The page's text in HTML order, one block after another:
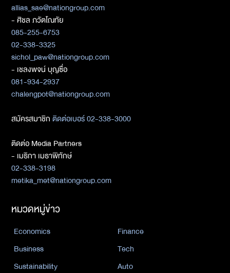
allias_sae@nationgroup.com
- ศิชล ภวัตโณทัย
085-255-6753
02-338-3325
sichol_paw@nationgroup.com
- เชลงพจน์ บุญซื่อ
081-934-2937
chalengpot@nationgroup.com
สมัครสมาชิกติดต่อเบอร์ 02-338-3000
ติดต่อ Media Partners
- เมธิกา เมธาพิทักษ์
02-338-3198
metika_met@nationgroup.com
หมวดหมู่ข่าว
Economics
Finance
Business
Tech
Sustainability
Auto